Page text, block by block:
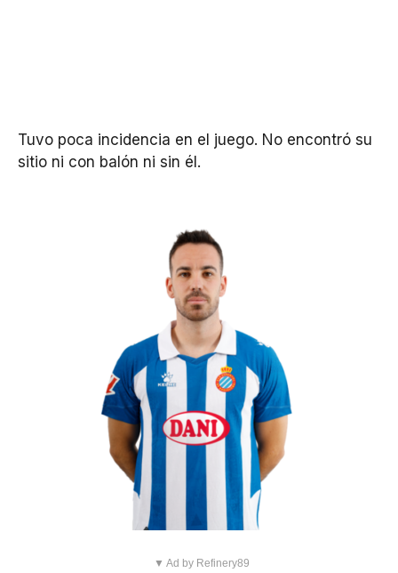
Tuvo poca incidencia en el juego. No encontró su
sitio ni con balón ni sin él.
▼ Ad by Refinery89